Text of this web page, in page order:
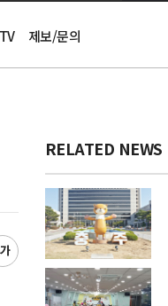
제보/문의
글
RELATED NEWS